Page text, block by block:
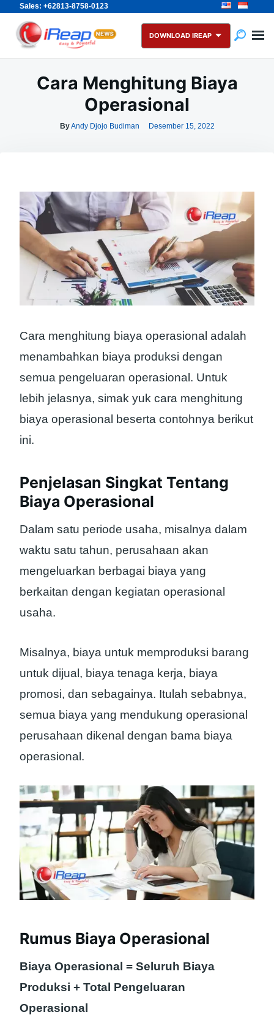
Sales: +62813-8758-0123
Skip
content
Search
for:
DOWNLOAD IREAP
Cara Menghitung Biaya
Operasional
ByAndy Djojo Budiman Desember 15, 2022
Cara menghitung biaya operasional adalah
menambahkan biaya produksi dengan
semua pengeluaran operasional. Untuk
lebih jelasnya, simak yuk cara menghitung
biaya operasional beserta contohnya berikut
ini.
Penjelasan Singkat Tentang
Biaya Operasional
Dalam satu periode usaha, misalnya dalam
waktu satu tahun, perusahaan akan
mengeluarkan berbagai biaya yang
berkaitan dengan kegiatan operasional
usaha.
Misalnya, biaya untuk memproduksi barang
untuk dijual, biaya tenaga kerja, biaya
promosi, dan sebagainya. Itulah sebabnya,
semua biaya yang mendukung operasional
perusahaan dikenal dengan bama biaya
operasional.
Rumus Biaya Operasional
Biaya Operasional = Seluruh Biaya
Produksi + Total Pengeluaran
Operasional